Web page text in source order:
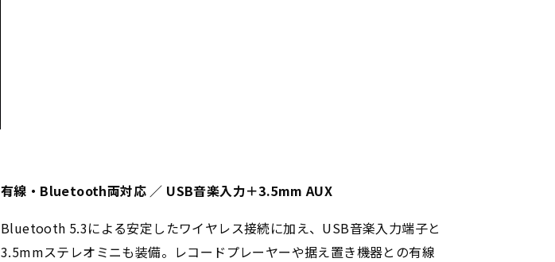
有線・Bluetooth両対応 ／ USB音楽入力＋3.5mm AUX
Bluetooth 5.3による安定したワイヤレス接続に加え、USB音楽入力端子と
3.5mmステレオミニも装備。レコードプレーヤーや据え置き機器との有線